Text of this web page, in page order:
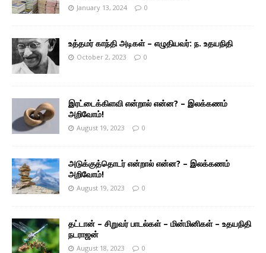
January 13, 2024 0
உத்தமர் காந்தி அடிகள் – எழுதியவர்: ந. உதயநிதி
October 2, 2023 0
இரட்டைக்கிளவி என்றால் என்ன? – இலக்கணம்
அறிவோம்!
August 19, 2023 0
அடுக்குத்தொடர் என்றால் என்ன? – இலக்கணம்
அறிவோம்!
August 19, 2023 0
தட்டான் – சிறுவர் பாடல்கள் – மின்மினிகள் – உதயநிதி
நடராஜன்
August 18, 2023 0